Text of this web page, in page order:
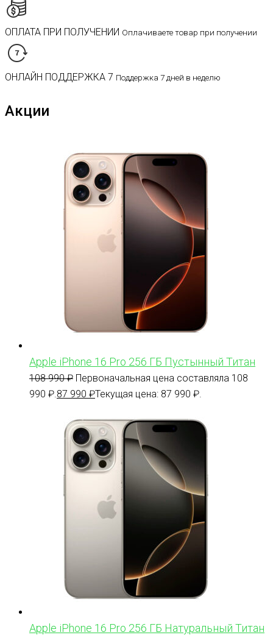
ОПЛАТА ПРИ ПОЛУЧЕНИИ Оплачиваете товар при получении
ОНЛАЙН ПОДДЕРЖКА 7 Поддержка 7 дней в неделю
Акции
Apple iPhone 16 Pro 256 ГБ Пустынный Титан
108 990₽ Первоначальная цена составляла 108
990 ₽. 87 990 ₽Текущая цена: 87 990 ₽.
Apple iPhone 16 Pro 256 ГБ Натуральный Титан